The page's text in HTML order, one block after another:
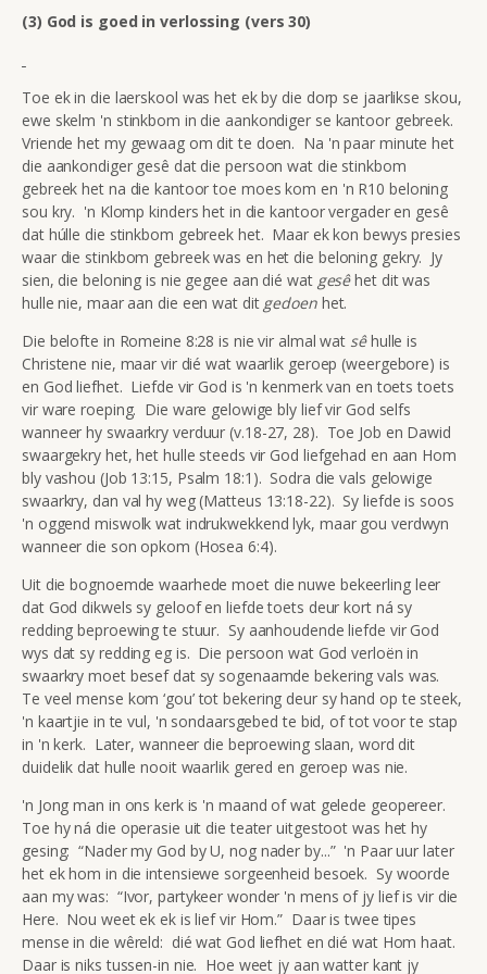
(3) God is goed in verlossing (vers 30)
Toe ek in die laerskool was het ek by die dorp se jaarlikse skou,
ewe skelm 'n stinkbom in die aankondiger se kantoor gebreek.
Vriende het my gewaag om dit te doen. Na 'n paar minute het
die aankondiger gesê dat die persoon wat die stinkbom
gebreek het na die kantoor toe moes kom en 'n R10 beloning
sou kry. 'n Klomp kinders het in die kantoor vergader en gesê
dat húlle die stinkbom gebreek het. Maar ek kon bewys presies
waar die stinkbom gebreek was en het die beloning gekry. Jy
sien, die beloning is nie gegee aan dié wat gesêhet dit was
hulle nie, maar aan die een wat dit gedoenhet.
Die belofte in Romeine 8:28 is nie vir almal wat sêhulle is
Christene nie, maar vir dié wat waarlik geroep (weergebore) is
en God liefhet. Liefde vir God is 'n kenmerk van en toets toets
vir ware roeping. Die ware gelowige bly lief vir God selfs
wanneer hy swaarkry verduur (v.18-27, 28). Toe Job en Dawid
swaargekry het, het hulle steeds vir God liefgehad en aan Hom
bly vashou (Job 13:15, Psalm 18:1). Sodra die vals gelowige
swaarkry, dan val hy weg (Matteus 13:18-22). Sy liefde is soos
'n oggend miswolk wat indrukwekkend lyk, maar gou verdwyn
wanneer die son opkom (Hosea 6:4).
Uit die bognoemde waarhede moet die nuwe bekeerling leer
dat God dikwels sy geloof en liefde toets deur kort ná sy
redding beproewing te stuur. Sy aanhoudende liefde vir God
wys dat sy redding eg is. Die persoon wat God verloën in
swaarkry moet besef dat sy sogenaamde bekering vals was.
Te veel mense kom ‘gou’ tot bekering deur sy hand op te steek,
'n kaartjie in te vul, 'n sondaarsgebed te bid, of tot voor te stap
in 'n kerk. Later, wanneer die beproewing slaan, word dit
duidelik dat hulle nooit waarlik gered en geroep was nie.
'n Jong man in ons kerk is 'n maand of wat gelede geopereer.
Toe hy ná die operasie uit die teater uitgestoot was het hy
gesing: “Nader my God by U, nog nader by...” 'n Paar uur later
het ek hom in die intensiewe sorgeenheid besoek. Sy woorde
aan my was: “Ivor, partykeer wonder 'n mens of jy lief is vir die
Here. Nou weet ek ek is lief vir Hom.” Daar is twee tipes
mense in die wêreld: dié wat God liefhet en dié wat Hom haat.
Daar is niks tussen-in nie. Hoe weet jy aan watter kant jy